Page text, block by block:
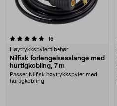
15
Høytrykkspylertilbehør
Nilfisk forlengelsesslange med
hurtigkobling, 7 m
Passer Nilfisk høytrykkspyler med
hurtigkobling
4.5 av 5 stjerner